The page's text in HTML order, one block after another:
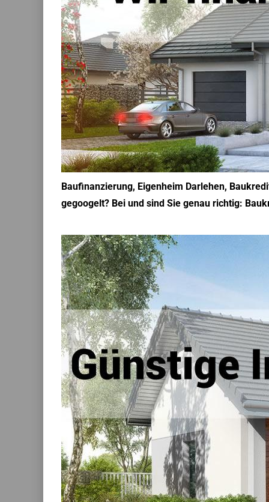
Baufinanzierung, Eigenheim Darlehen,
gegoogelt? Bei und sind Sie genau richtig: